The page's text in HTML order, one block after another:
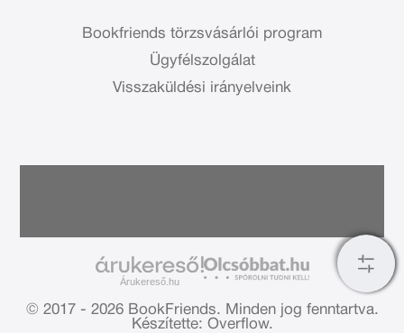
Bookfriends törzsvásárlói program
Ügyfélszolgálat
Visszaküldési irányelveink
Árukereső.hu
© 2017 - 2026 BookFriends. Minden jog fenntartva.
Készítette: Overflow.